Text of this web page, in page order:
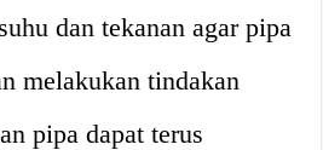
dan tekanan agar pipa
melakukan tindakan
pipa dapat terus